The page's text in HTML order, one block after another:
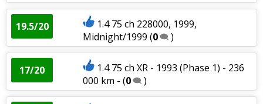
19.5/20
1.4 75 ch 228000, 1999,
Midnight/1999 (0 )
17/20
1.4 75 ch XR - 1993 (Phase 1) - 236
000 km - (0 )